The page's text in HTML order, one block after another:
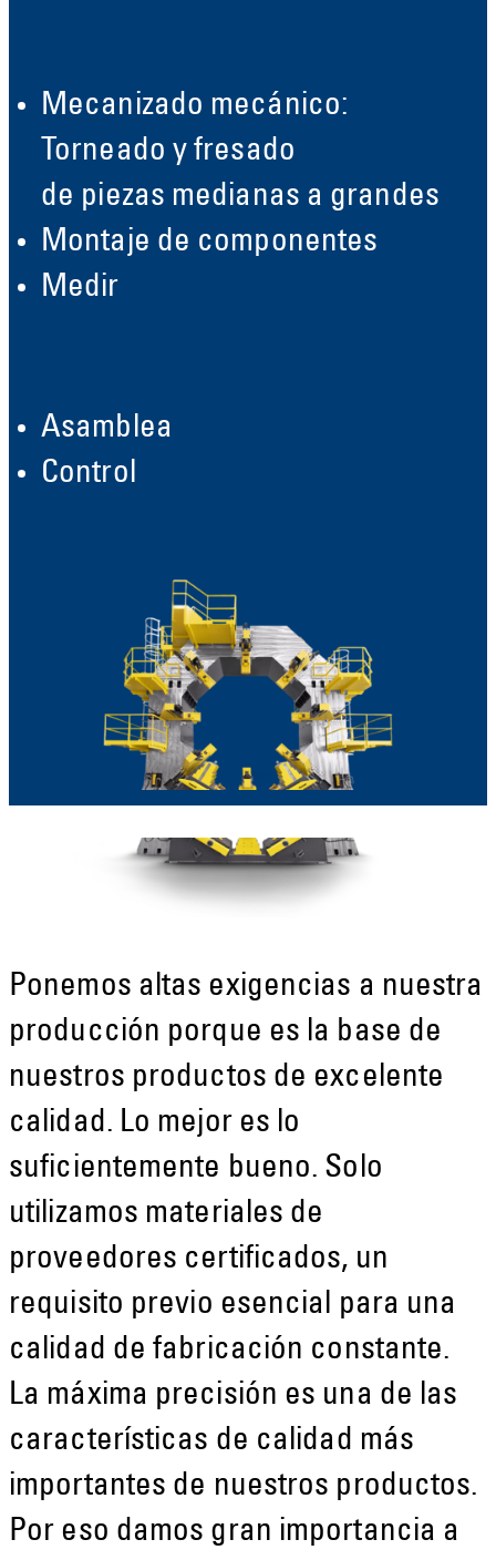
Mecanizado mecánico:
Torneado y fresado
de piezas medianas a grandes
Montaje de componentes
Medir
Asamblea
Control
Ponemos altas exigencias a nuestra
producción porque es la base de
nuestros productos de excelente
calidad. Lo mejor es lo
suficientemente bueno. Solo
utilizamos materiales de
proveedores certificados, un
requisito previo esencial para una
calidad de fabricación constante.
La máxima precisión es una de las
características de calidad más
importantes de nuestros productos.
Por eso damos gran importancia a